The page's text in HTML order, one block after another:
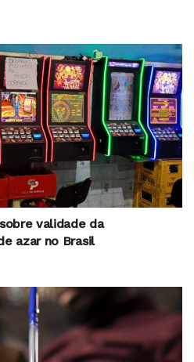
validade da
azar no Brasil